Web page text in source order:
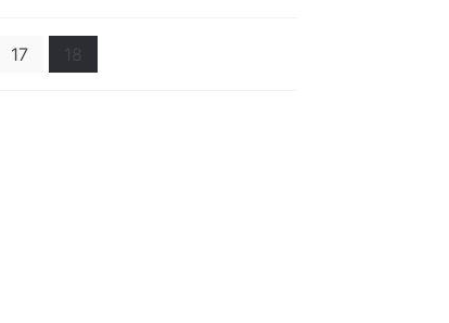
17 18